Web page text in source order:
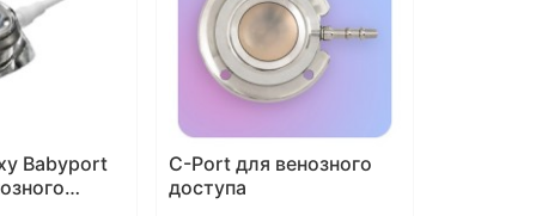
Celsite PSU ST301F для
венозного доступа